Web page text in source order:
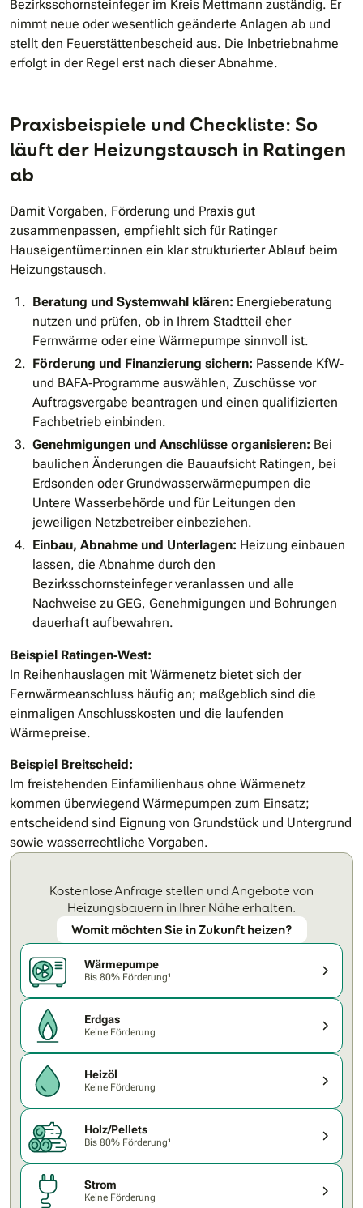
Bezirksschornsteinfeger im Kreis Mettmann zuständig. Er
nimmt neue oder wesentlich geänderte Anlagen ab und
stellt den Feuerstättenbescheid aus. Die Inbetriebnahme
erfolgt in der Regel erst nach dieser Abnahme.
Praxisbeispiele und Checkliste: So
läuft der Heizungstausch in Ratingen
ab
Damit Vorgaben, Förderung und Praxis gut
zusammenpassen, empfiehlt sich für Ratinger
Hauseigentümer:innen ein klar strukturierter Ablauf beim
Heizungstausch.
Beratung und Systemwahl klären: Energieberatung
nutzen und prüfen, ob in Ihrem Stadtteil eher
Fernwärme oder eine Wärmepumpe sinnvoll ist.
Förderung und Finanzierung sichern: Passende KfW‐
und BAFA‐Programme auswählen, Zuschüsse vor
Auftragsvergabe beantragen und einen qualifizierten
Fachbetrieb einbinden.
Genehmigungen und Anschlüsse organisieren: Bei
baulichen Änderungen die Bauaufsicht Ratingen, bei
Erdsonden oder Grundwasserwärmepumpen die
Untere Wasserbehörde und für Leitungen den
jeweiligen Netzbetreiber einbeziehen.
Einbau, Abnahme und Unterlagen: Heizung einbauen
lassen, die Abnahme durch den
Bezirksschornsteinfeger veranlassen und alle
Nachweise zu GEG, Genehmigungen und Bohrungen
dauerhaft aufbewahren.
Beispiel Ratingen‐West:
In Reihenhauslagen mit Wärmenetz bietet sich der
Fernwärmeanschluss häufig an; maßgeblich sind die
einmaligen Anschlusskosten und die laufenden
Wärmepreise.
Beispiel Breitscheid:
Im freistehenden Einfamilienhaus ohne Wärmenetz
kommen überwiegend Wärmepumpen zum Einsatz;
entscheidend sind Eignung von Grundstück und Untergrund
sowie wasserrechtliche Vorgaben.
Kostenlose Anfrage stellen und Angebote von
Heizungsbauern in Ihrer Nähe erhalten.
Womit möchten Sie in Zukunft heizen?
Wärmepumpe
Bis 80% Förderung¹
Erdgas
Keine Förderung
Heizöl
Keine Förderung
Holz/Pellets
Bis 80% Förderung¹
Strom
Keine Förderung